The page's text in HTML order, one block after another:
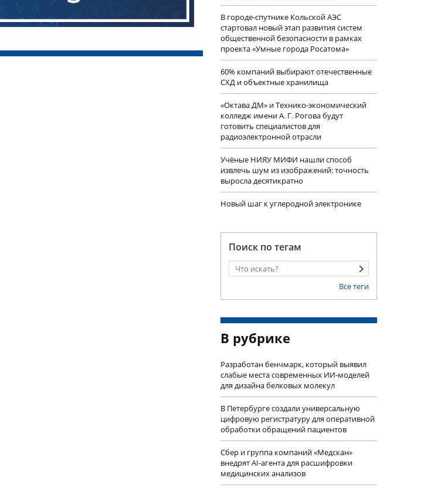
В городе-спутнике Кольской АЭС
стартовал новый этап развития систем
общественной безопасности в рамках
проекта «Умные города Росатома»
60% компаний выбирают отечественные
СХД и объектные хранилища
«Октава ДМ» и Технико-экономический
колледж имени А. Г. Рогова будут
готовить специалистов для
радиоэлектронной отрасли
Учëные НИЯУ МИФИ нашли способ
извлечь шум из изображений: точность
выросла десятикратно
Новый шаг к углеродной электронике
Поиск по тегам
Все теги
В рубрике
Разработан бенчмарк, который выявил
слабые места современных ИИ-моделей
для дизайна белковых молекул
В Петербурге создали универсальную
цифровую регистратуру для оперативной
обработки обращений пациентов
Сбер и группа компаний «Медскан»
внедрят AI-агента для расшифровки
медицинских анализов